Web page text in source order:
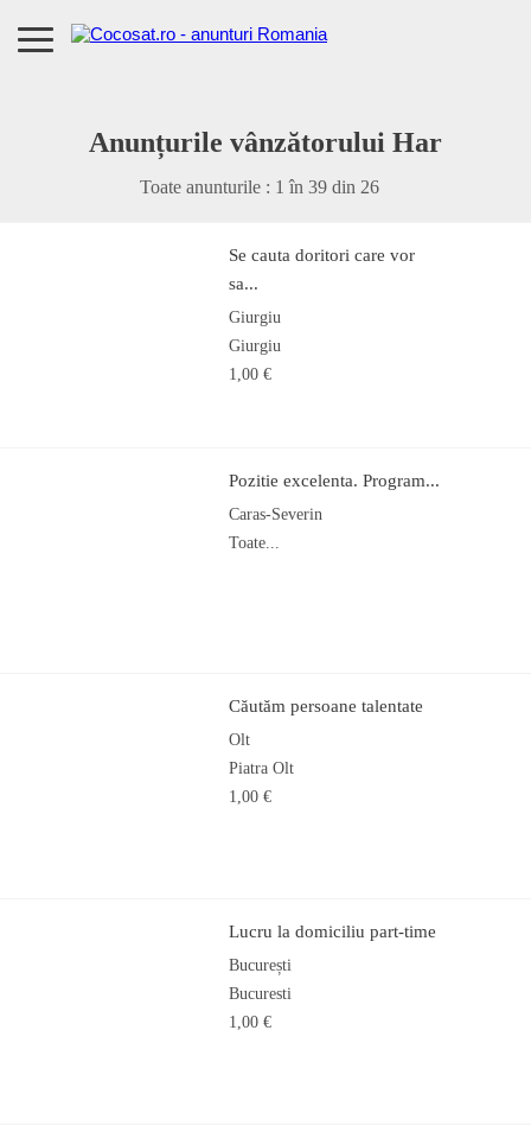
Anunțurile vânzătorului Har
Toate anunturile : 1 în 39din 26
Se cauta doritori care vor
sa...
Giurgiu
Giurgiu
1,00 €
Pozitie excelenta. Program...
Caras-Severin
Toate...
Căutăm persoane talentate
Olt
Piatra Olt
1,00 €
Lucru la domiciliu part-time
București
Bucuresti
1,00 €